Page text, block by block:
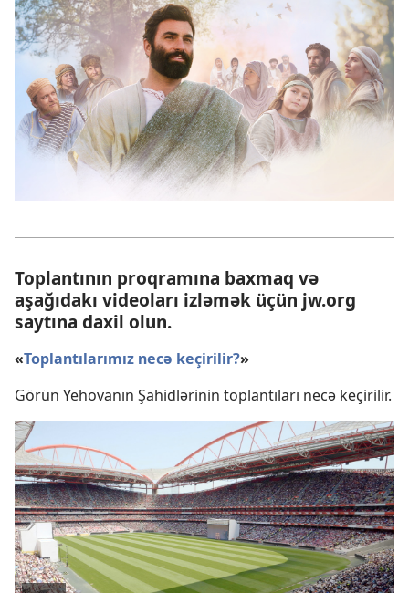
Toplantının proqramına baxmaq və
aşağıdakı videoları izləmək üçün jw.org
saytına daxil olun.
«Toplantılarımız necə keçirilir?»
Görün Yehovanın Şahidlərinin toplantıları necə keçirilir.